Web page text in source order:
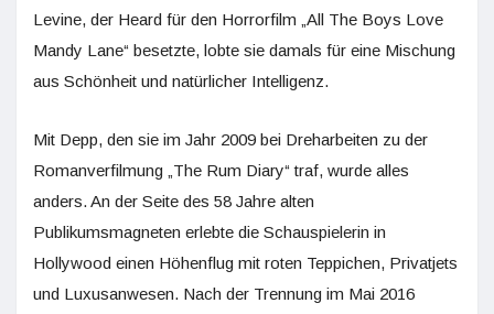
Levine, der Heard für den Horrorfilm „All The Boys Love
Mandy Lane“ besetzte, lobte sie damals für eine Mischung
aus Schönheit und natürlicher Intelligenz.
Mit Depp, den sie im Jahr 2009 bei Dreharbeiten zu der
Romanverfilmung „The Rum Diary“ traf, wurde alles
anders. An der Seite des 58 Jahre alten
Publikumsmagneten erlebte die Schauspielerin in
Hollywood einen Höhenflug mit roten Teppichen, Privatjets
und Luxusanwesen. Nach der Trennung im Mai 2016